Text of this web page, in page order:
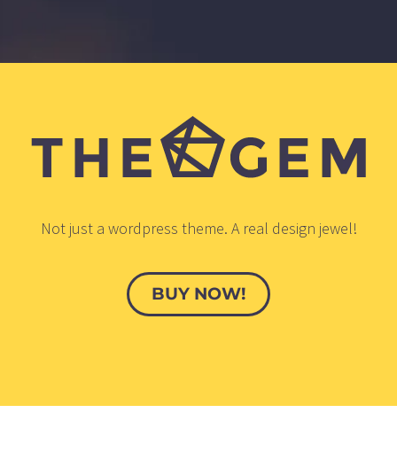
Not just a wordpress theme. A real design jewel!
BUY NOW!